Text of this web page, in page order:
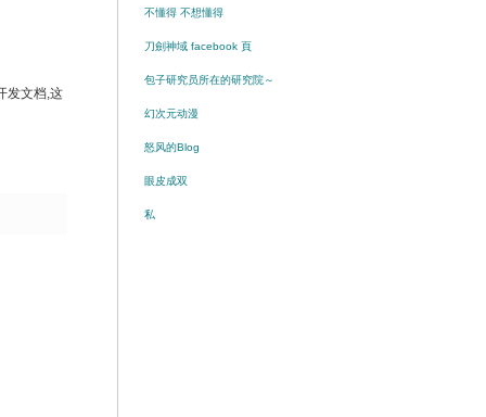
发文档,这
不懂得 不想懂得
刀劍神域 facebook 頁
包子研究员所在的研究院～
幻次元动漫
怒风的Blog
眼皮成双
私